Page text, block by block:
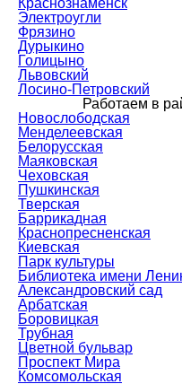
Краснознаменск
Электроугли
Фрязино
Дурыкино
Голицыно
Львовский
Лосино-Петровский
Работаем в
Новослободская
Менделеевская
Белорусская
Маяковская
Чеховская
Пушкинская
Тверская
Баррикадная
Краснопресненская
Киевская
Парк культуры
Библиотека имени
Александровский сад
Арбатская
Боровицкая
Трубная
Цветной бульвар
Проспект Мира
Комсомольская